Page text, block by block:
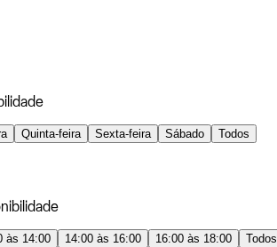
Quinta-feira Sexta-feira Sábado Todos
às 14:00 14:00 às 16:00 16:00 às 18:00 Todos